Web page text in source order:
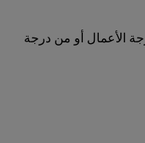
الأعمال أو من درجة